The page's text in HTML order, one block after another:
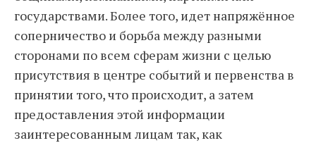
государствами. Более того, идет напряжённое
соперничество и борьба между разными
сторонами по всем сферам жизни с целью
присутствия в центре событий и первенства в
принятии того, что происходит, а затем
предоставления этой информации
заинтересованным лицам так, как